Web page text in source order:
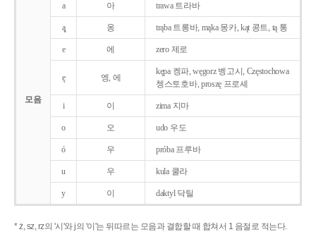
모음
a 아 trawa 트라바
ą̨ 옹 trąba 트롱바, mąka 몽카, kąt 콩트, tą 통
e 에 zero 제로
ę 엥, 에
kępa 켕파, węgorz 벵고시, Częstochowa
쳉스토호바, proszę 프로셰
i 이 zima 지마
o 오 udo 우도
ó 우 próba 프루바
u 우 kula 쿨라
y 이 daktyl 닥틸
* ż, sz, rz의 '시'와 j의 '이'는 뒤따르는 모음과 결합할 때 합쳐서 1 음절로 적는다.